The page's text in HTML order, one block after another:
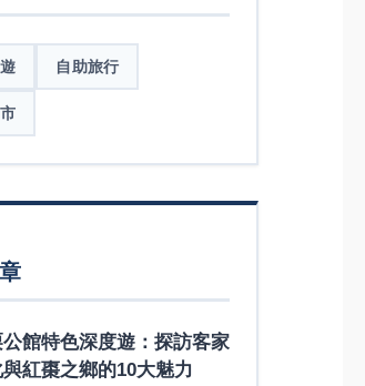
自助旅行
館特色深度遊：探訪客家
紅棗之鄉的10大魅力